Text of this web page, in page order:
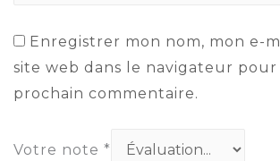
Enregistrer mon nom, mon e-
site web dans le navigateur pour
prochain commentaire.
Votre note *